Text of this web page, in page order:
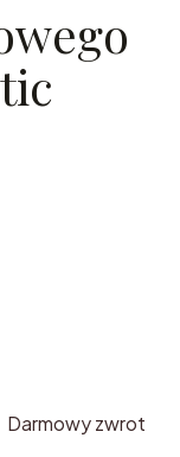
Darmowy zwrot